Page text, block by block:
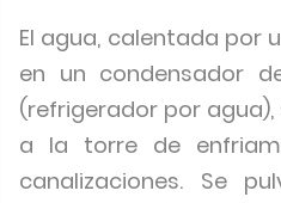
El agua, calentada por
en un condensador
(refrigerador por
a la torre de
canalizaciones. Se